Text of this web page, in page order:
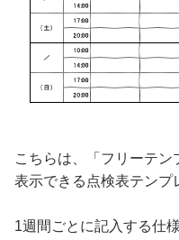
こちらは、「フリーテ
表示できる点検表テンプ
1週間ごとに記入する仕